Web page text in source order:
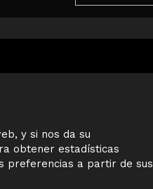
y si nos da su
obtener estadísticas
preferencias a partir de sus